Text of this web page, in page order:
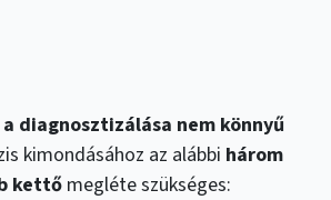
diagnosztizálása nem könnyű
kimondásához az alábbi három
kettő megléte szükséges: